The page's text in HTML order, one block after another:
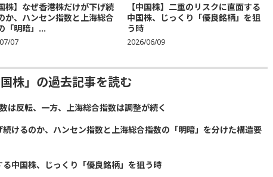
株】なぜ香港株だけが下げ続
か、ハンセン指数と上海総合
「明暗」...
07
【中国株】二重のリスクに直面する
中国株、じっくり「優良銘柄」を狙
う時
2026/06/09
株」の過去記事を読む
は反転、一方、上海総合指数は調整が続く
続けるのか、ハンセン指数と上海総合指数の「明暗」を分けた構造要
る中国株、じっくり「優良銘柄」を狙う時